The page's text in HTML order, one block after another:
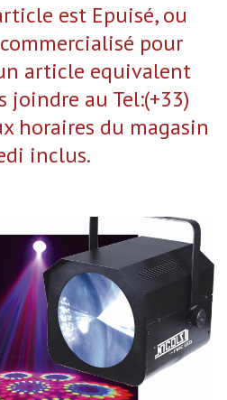
Avancée
Nos Promotions
Votre Devis
Enceintes
Micro, Pieds De Régie
Cellule (s)
Diamants
D'enceintes
est Epuisé, ou
pour
article equivalent
joindre au Tel:(+33)
horaires du magasin
inclus.